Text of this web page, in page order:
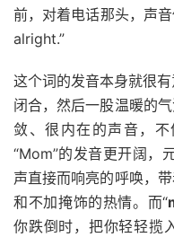
前，对着电话那头，声
alright.”
这个词的发音本身就很
闭合，然后一股温暖的
敛、很内在的声音，不
“Mom”的发音更开阔，
声直接而响亮的呼唤，
和不加掩饰的热情。而“
你跌倒时，把你轻轻揽